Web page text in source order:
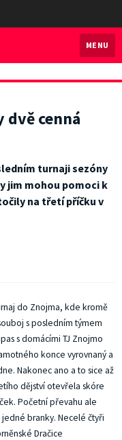
MENU
cenná
turnaji sezóny
jim mohou pomoci k
na třetí příčku v
do Znojma, kde kromě
s posledním týmem
s domácími TJ Znojmo
konce vyrovnaný a
Nakonec ano a to sice až
dějství otevřela skóre
Početní převahu ale
branky. Necelé čtyři
Dračice